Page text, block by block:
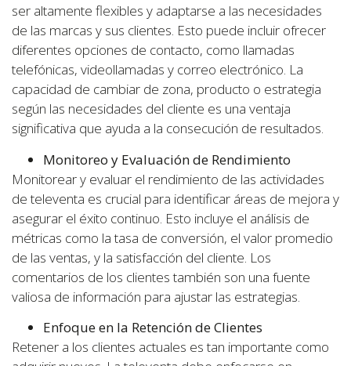
ser altamente flexibles y adaptarse a las necesidades
de las marcas y sus clientes. Esto puede incluir ofrecer
diferentes opciones de contacto, como llamadas
telefónicas, videollamadas y correo electrónico. La
capacidad de cambiar de zona, producto o estrategia
según las necesidades del cliente es una ventaja
significativa que ayuda a la consecución de resultados.
Monitoreo y Evaluación de Rendimiento
Monitorear y evaluar el rendimiento de las actividades
de televenta es crucial para identificar áreas de mejora y
asegurar el éxito continuo. Esto incluye el análisis de
métricas como la tasa de conversión, el valor promedio
de las ventas, y la satisfacción del cliente. Los
comentarios de los clientes también son una fuente
valiosa de información para ajustar las estrategias.
Enfoque en la Retención de Clientes
Retener a los clientes actuales es tan importante como